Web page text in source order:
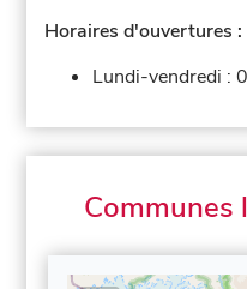
Horaires d'ouvertures :
Lundi-vendredi :
Communes